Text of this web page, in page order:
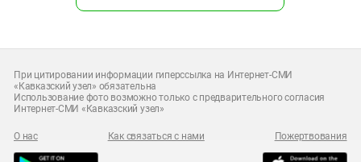
При цитировании информации гиперссылка на Интернет-СМИ
«Кавказский узел» обязательна
Использование фото возможно только с предварительного согласия
Интернет-СМИ «Кавказский узел»
О нас Как связаться с нами Пожертвования